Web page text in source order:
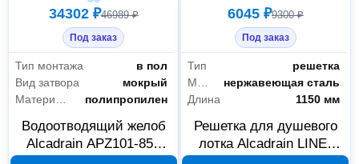
Инженерная сантехника
34302 ₽46989 ₽
Под заказ
Тип монтажа
в пол
Вид затвора
мокрый
полипропилен
Водоотводящий желоб
Alcadrain APZ101-850
6045 ₽9300 ₽
Под заказ
Тип
решетка
нержавеющая сталь
Длина
1150 мм
Решетка для душевого
лотка Alcadrain LINE-